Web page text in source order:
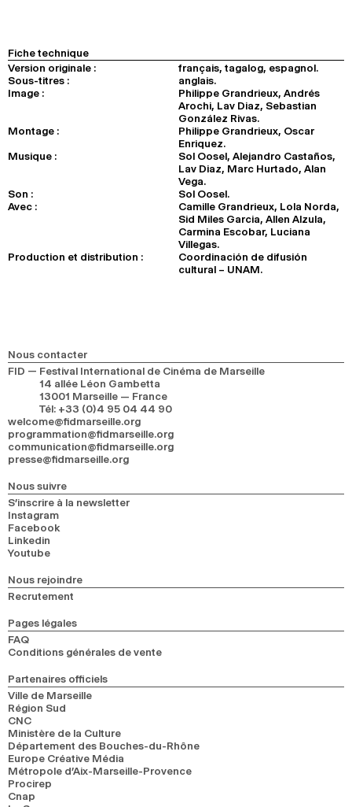
Fiche technique
Version originale :
français, tagalog, espagnol.
Sous-titres :
anglais.
Image :
Philippe Grandrieux, Andrés
Arochi, Lav Diaz, Sebastian
González Rivas.
Montage :
Philippe Grandrieux, Oscar
Enriquez.
Musique :
Sol Oosel, Alejandro Castaños,
Lav Diaz, Marc Hurtado, Alan
Vega.
Son :
Sol Oosel.
Avec :
Camille Grandrieux, Lola Norda,
Sid Miles Garcia, Allen Alzula,
Carmina Escobar, Luciana
Villegas.
Production et distribution :
Coordinación de difusión
cultural – UNAM.
Nous contacter
FID — Festival International de Cinéma de Marseille
14 allée Léon Gambetta
13001 Marseille — France
Tél: +33 (0)4 95 04 44 90
welcome@fidmarseille.org
programmation@fidmarseille.org
communication@fidmarseille.org
presse@fidmarseille.org
Nous suivre
S’inscrire à la newsletter
Instagram
Facebook
Linkedin
Youtube
Nous rejoindre
Recrutement
Pages légales
FAQ
Conditions générales de vente
Partenaires officiels
Ville de Marseille
Région Sud
CNC
Ministère de la Culture
Département des Bouches-du-Rhône
Europe Créative Média
Métropole d’Aix-Marseille-Provence
Procirep
Cnap